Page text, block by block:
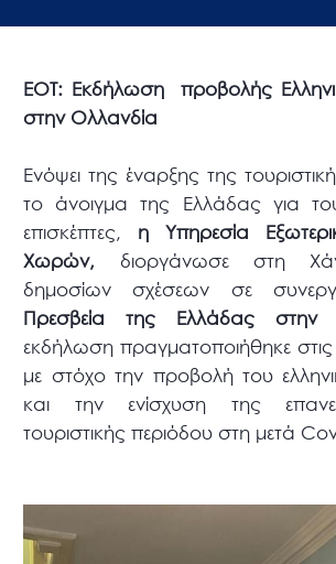
ΕΟΤ: Εκδήλωση προβολής
στην Ολλανδία
Ενόψει της έναρξης της
το άνοιγμα της Ελλάδας για
επισκέπτες, η Υπηρεσία
Χωρών, διοργάνωσε στη
δημοσίων σχέσεων σε
Πρεσβεία της Ελλάδας στην
εκδήλωση πραγματοποιήθηκε στις
με στόχο την προβολή του
και την ενίσχυση της
τουριστικής περιόδου στη μετά